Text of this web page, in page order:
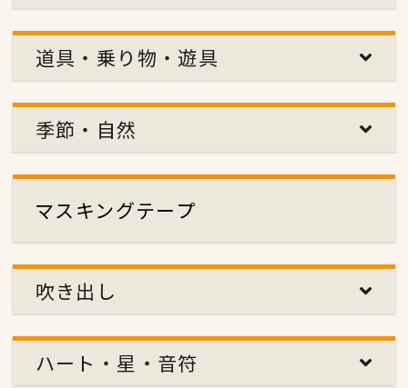
道具・乗り物・遊具
季節・自然
マスキングテープ
吹き出し
ハート・星・音符